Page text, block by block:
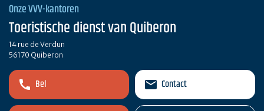
Onze VVV-kantoren
Toeristische dienst van Quiberon
14 rue de Verdun
56170 Quiberon
Bel Contact